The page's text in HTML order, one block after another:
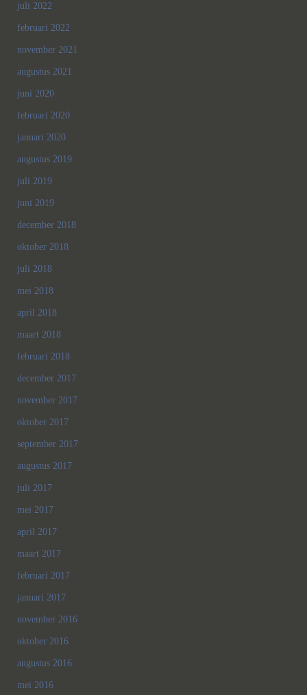
juli 2022
februari 2022
november 2021
augustus 2021
juni 2020
februari 2020
januari 2020
augustus 2019
juli 2019
juni 2019
december 2018
oktober 2018
juli 2018
mei 2018
april 2018
maart 2018
februari 2018
december 2017
november 2017
oktober 2017
september 2017
augustus 2017
juli 2017
mei 2017
april 2017
maart 2017
februari 2017
januari 2017
november 2016
oktober 2016
augustus 2016
mei 2016